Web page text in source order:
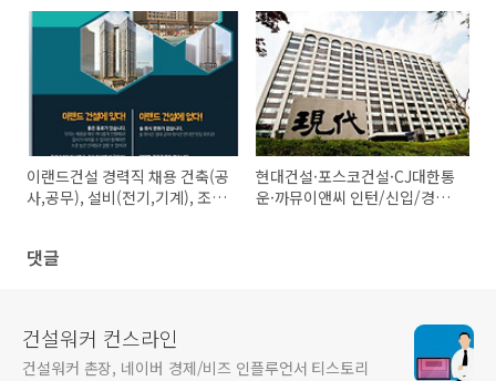
이랜드건설 경력직 채용 건축(공
사,공무), 설비(전기,기계), 조경
현대건설·포스코건설·CJ대한통
운·까뮤이앤씨 인턴/신입/경력
댓글
건설워커 컨스라인
건설워커 촌장, 네이버 경제/비즈 인플루언서 티스토리